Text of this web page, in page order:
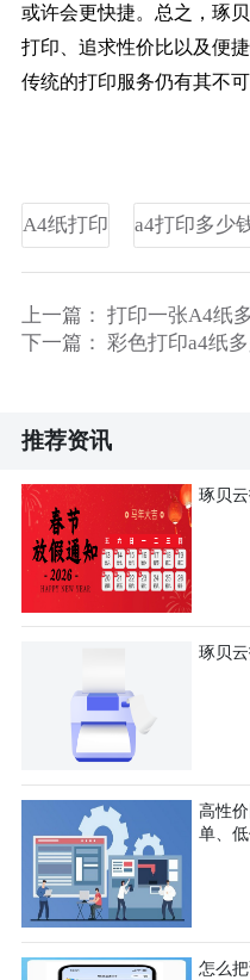
或许会更快捷。总之，琢
打印、追求性价比以及便
传统的打印服务仍有其不可
A4纸打印 a4打印多少
上一篇： 打印一张A4纸
下一篇： 彩色打印a4纸
推荐资讯
琢贝
琢贝
高性
单、
怎么